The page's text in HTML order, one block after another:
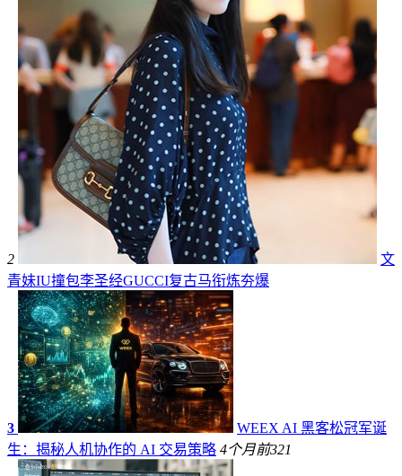
2
文
青妹IU撞包李圣经GUCCI复古马衔炼夯爆
3
WEEX AI 黑客松冠军诞
生：揭秘人机协作的 AI 交易策略 4个月前321